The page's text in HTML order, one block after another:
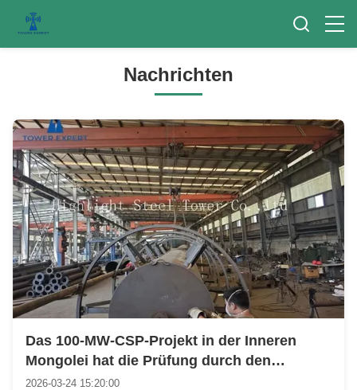
Nachrichten
Das 100-MW-CSP-Projekt in der Inneren
Mongolei hat die Prüfung durch den
Eigentümer bestanden!
2026-03-24 15:20:00